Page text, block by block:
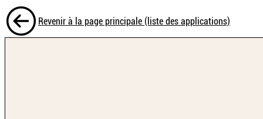
Revenir à la page principale (liste des applications)